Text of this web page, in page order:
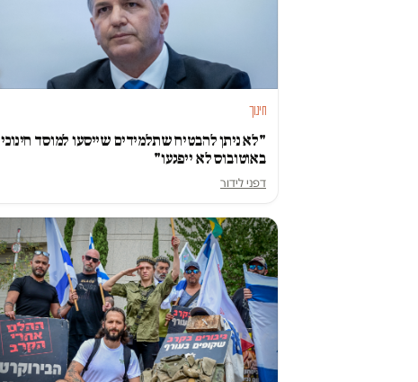
חינוך
"לא ניתן להבטיח שתלמידים שייסעו למוסד חינוכי
באוטובוס לא ייפגעו"
דפני לידור